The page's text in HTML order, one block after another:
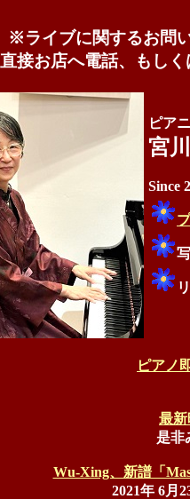
※ライブに関するお問
直接お店へ電話、もし
ピア
宮
Since
ピアノ
最
是非
Wu-Xing、新譜「
2021年 6月